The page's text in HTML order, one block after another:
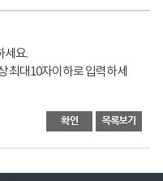
세요.
최대10자이하로 입력하세